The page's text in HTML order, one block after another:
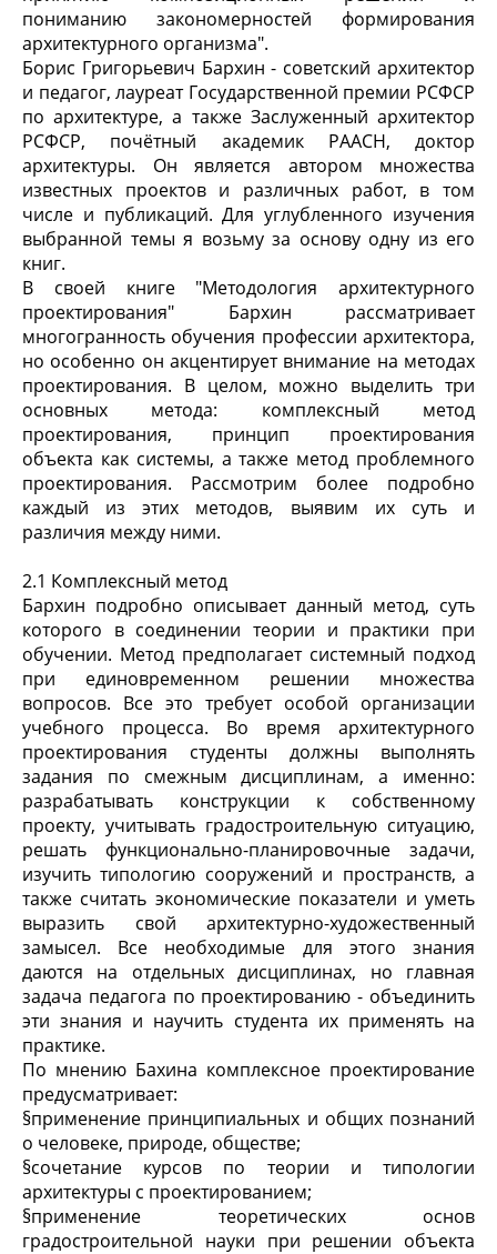
пониманию закономерностей формирования
архитектурного организма".
Борис Григорьевич Бархин - советский архитектор
и педагог, лауреат Государственной премии РСФСР
по архитектуре, а также Заслуженный архитектор
РСФСР, почётный академик РААСН, доктор
архитектуры. Он является автором множества
известных проектов и различных работ, в том
числе и публикаций. Для углубленного изучения
выбранной темы я возьму за основу одну из его
книг.
В своей книге "Методология архитектурного
проектирования" Бархин рассматривает
многогранность обучения профессии архитектора,
но особенно он акцентирует внимание на методах
проектирования. В целом, можно выделить три
основных метода: комплексный метод
проектирования, принцип проектирования
объекта как системы, а также метод проблемного
проектирования. Рассмотрим более подробно
каждый из этих методов, выявим их суть и
различия между ними.
2.1 Комплексный метод
Бархин подробно описывает данный метод, суть
которого в соединении теории и практики при
обучении. Метод предполагает системный подход
при единовременном решении множества
вопросов. Все это требует особой организации
учебного процесса. Во время архитектурного
проектирования студенты должны выполнять
задания по смежным дисциплинам, а именно:
разрабатывать конструкции к собственному
проекту, учитывать градостроительную ситуацию,
решать функционально-планировочные задачи,
изучить типологию сооружений и пространств, а
также считать экономические показатели и уметь
выразить свой архитектурно-художественный
замысел. Все необходимые для этого знания
даются на отдельных дисциплинах, но главная
задача педагога по проектированию - объединить
эти знания и научить студента их применять на
практике.
По мнению Бахина комплексное проектирование
предусматривает:
§применение принципиальных и общих познаний
о человеке, природе, обществе;
§сочетание курсов по теории и типологии
архитектуры с проектированием;
§применение теоретических основ
градостроительной науки при решении объекта